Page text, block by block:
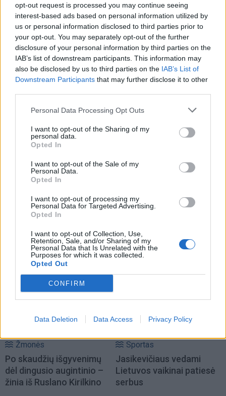
opt-out request is processed you may continue seeing
interest-based ads based on personal information utilized by
us or personal information disclosed to third parties prior to
your opt-out. You may separately opt-out of the further
disclosure of your personal information by third parties on the
IAB’s list of downstream participants. This information may
also be disclosed by us to third parties on the IAB’s List of
Downstream Participants that may further disclose it to other
Personal Data Processing Opt Outs
I want to opt-out of the Sharing of my
personal data.
Opted In
I want to opt-out of the Sale of my
Personal Data.
Opted In
I want to opt-out of processing my
Personal Data for Targeted Advertising.
Opted In
I want to opt-out of Collection, Use,
Retention, Sale, and/or Sharing of my
Personal Data that Is Unrelated with the
Purposes for which it was collected.
Opted Out
CONFIRM
Data Deletion Data Access Privacy Policy
Kriminalai
Paramediko nužudymo
byloje į laisvę paleistas
vienas įtariamųjų(3)
Kriminalai
Užsidegė lauko pavėsinė:
vos be namų neliko
keturios šeimos
NAUJI
Žmonės
Po skaudžių išgyvenimų
dėl dingusio augintinio –
žinia iš Ruslano Kirilkino
Sportas
Jasikevičiaus vedami
Lietuvos vaikinai patiesė
serbus